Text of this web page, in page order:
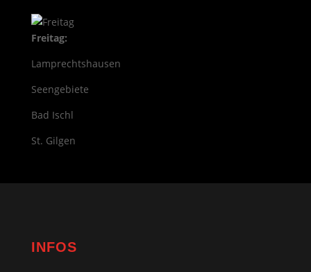
Freitag:
Lamprechtshausen
Seengebiete
Bad Ischl
St. Gilgen
INFOS